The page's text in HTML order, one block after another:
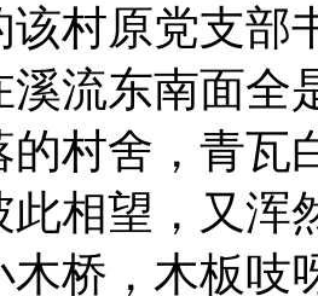
该村原党支部
溪流东南面全
的村舍，青瓦
此相望，又浑
木桥，木板吱